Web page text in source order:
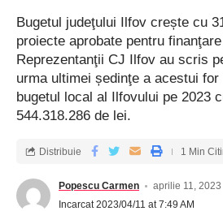
Bugetul judeţului Ilfov crește cu
proiecte aprobate pentru
Reprezentanţii CJ Ilfov au scris
urma ultimei ședinţe a acestui
bugetul local al Ilfovului pe 2023
544.318.286 de lei.
Popescu Carmen
aprilie 11, 2023
Incarcat 2023/04/11 at 7:49 AM
Distribuie 1 Min